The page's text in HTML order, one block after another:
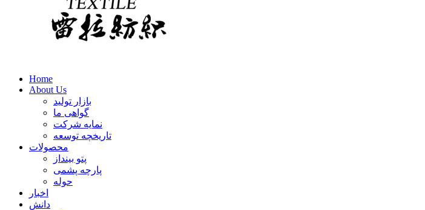
Home
About Us
بازار تولید
گواهی ما
نمایه شرکت
تاریخچه توسعه
محصولات
پتو بینداز
پارچه پشمی
حوله
اخبار
دانش